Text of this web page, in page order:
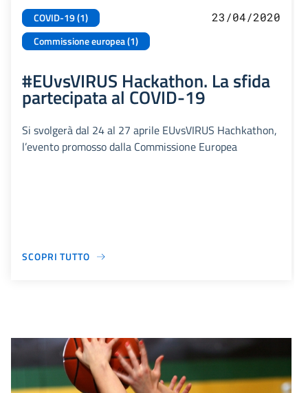
COVID-19 (1)
Commissione europea (1)
23/04/2020
#EUvsVIRUS Hackathon. La sfida
partecipata al COVID-19
Si svolgerà dal 24 al 27 aprile EUvsVIRUS Hachkathon,
l’evento promosso dalla Commissione Europea
SCOPRI TUTTO